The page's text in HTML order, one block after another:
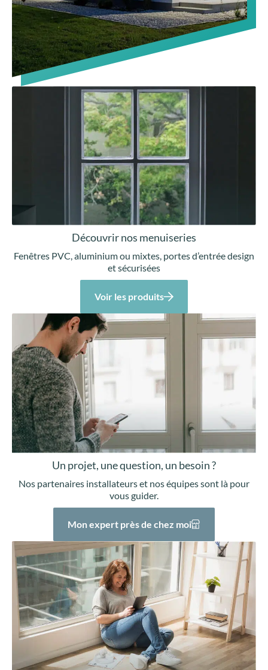
Découvrir nos menuiseries
Fenêtres PVC, aluminium ou mixtes, portes d’entrée design
et sécurisées
Voir les produits
Un projet, une question, un besoin ?
Nos partenaires installateurs et nos équipes sont là pour
vous guider.
Mon expert près de chez moi